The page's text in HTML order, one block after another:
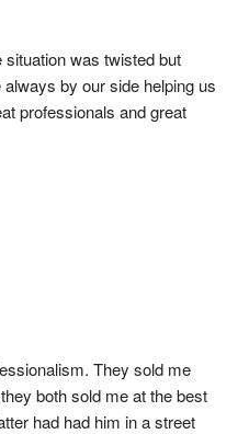
was twisted but
by our side helping us
professionals and great
They sold me
both sold me at the best
had had him in a street